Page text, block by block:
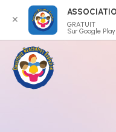
✕
GRATUIT
Sur Google Play